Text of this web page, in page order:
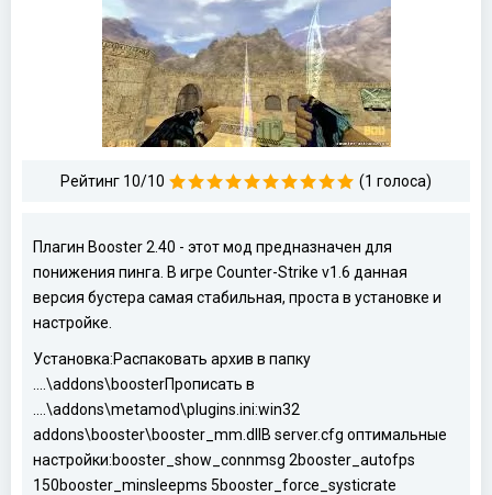
Рейтинг 10/10 (1 голоса)
Плагин Booster 2.40 - этот мод предназначен для
понижения пинга. В игре Counter-Strike v1.6 данная
версия бустера самая стабильная, проста в установке и
настройке.
Установка:Распаковать архив в папку
....\addons\boosterПрописать в
....\addons\metamod\plugins.ini:win32
addons\booster\booster_mm.dll
В server.cfg оптимальные
настройки:booster_show_connmsg 2booster_autofps
150booster_minsleepms 5booster_force_systicrate